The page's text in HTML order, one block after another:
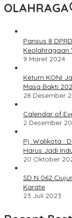
OLAHRAGA
Pansus 8
Keolahragaan
9 Maret 2024
Ketum KONI
Masa Bakti
28 Desember
Calendar of
2 Desember
Pj. Walikota :
Harus Jadi
20 Oktober
SD N 062
Karate
23 Juli 2023